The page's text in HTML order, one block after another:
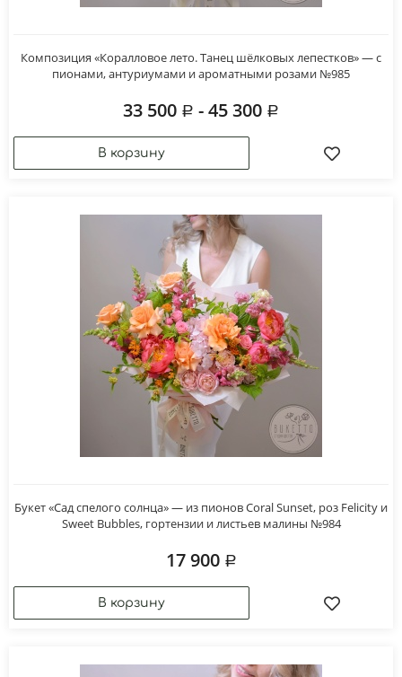
Композиция «Коралловое лето. Танец шёлковых лепестков» — с
пионами, антуриумами и ароматными розами №985
33 500 - 45 300
Букет «Сад спелого солнца» — из пионов Coral Sunset, роз Felicity и
Sweet Bubbles, гортензии и листьев малины №984
17 900